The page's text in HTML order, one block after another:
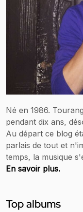
Né en 1986.
pendant dix ans,
Au départ ce blog
parlais de tout et
temps, la musique
En savoir plus.
Top albums